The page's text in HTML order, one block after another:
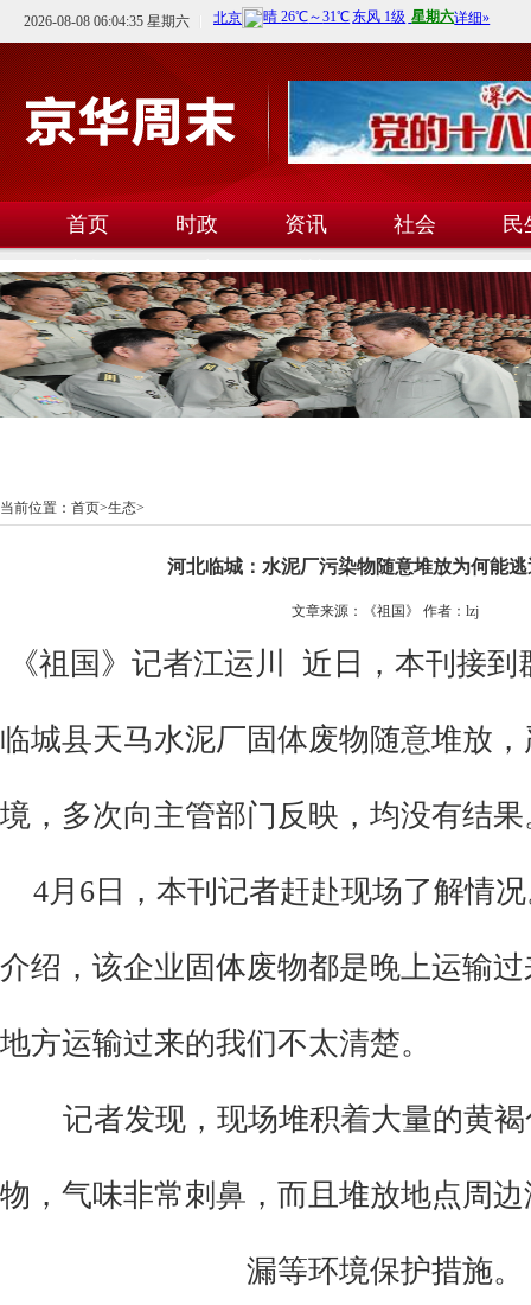
2026-08-08 06:04:36 星期六
首页 时政 资讯 社会
民
文教
卫生 科技
当前位置： 首页>生态>
河北临城：水泥厂污染物随意堆放为何能
文章来源：《祖国》 作者：lzj
《祖国》记者江运川 近日，本刊接
临城县天马水泥厂固体废物随意堆放
境，多次向主管部门反映，均没有结果
4月6日，本刊记者赶赴现场了解情
介绍，该企业固体废物都是晚上运输
地方运输过来的我们不太清楚。
记者发现，现场堆积着大量的黄
物，气味非常刺鼻，而且堆放地点周
漏等环境保护措施。